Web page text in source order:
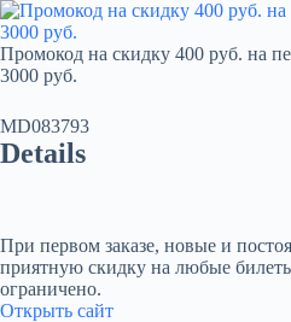
Промокод на скидку 400 руб. на
3000 руб.
MD083793
Details
При первом заказе, новые и
приятную скидку на любые
ограничено.
Открыть сайт